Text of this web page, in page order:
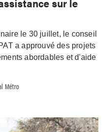
sur le
le 30 juillet, le conseil
a approuvé des projets
abordables et d'aide
Métro